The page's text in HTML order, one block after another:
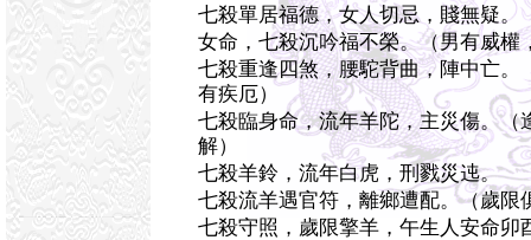
七殺單居福德，女人切忌，賤無疑。
女命，七殺沉吟福不榮。（男有威權
七殺重逢四煞，腰駝背曲，陣中亡。
有疾厄）
七殺臨身命，流年羊陀，主災傷。（
解）
七殺羊鈴，流年白虎，刑戮災迍。
七殺流羊遇官符，離鄉遭配。（歲限
七殺守照，歲限擎羊，午生人安命卯